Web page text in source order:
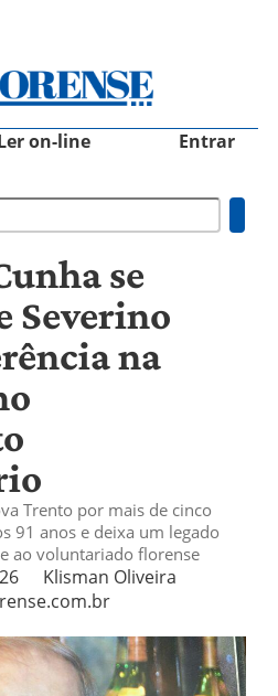
on-line Entrar
se
Severino
na
Trento por mais de cinco
91 anos e deixa um legado
ao voluntariado florense
Klisman Oliveira